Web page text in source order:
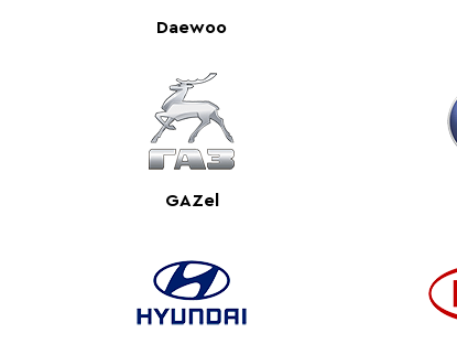
Daewoo
GAZel